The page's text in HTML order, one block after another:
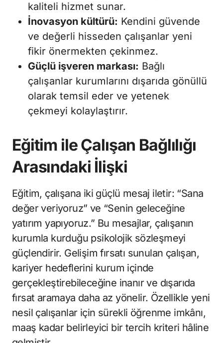
kaliteli hizmet sunar.
İnovasyon kültürü: Kendini güvende
ve değerli hisseden çalışanlar yeni
fikir önermekten çekinmez.
Güçlü işveren markası: Bağlı
çalışanlar kurumlarını dışarıda gönüllü
olarak temsil eder ve yetenek
çekmeyi kolaylaştırır.
Eğitim ile Çalışan Bağlılığı
Arasındaki İlişki
Eğitim, çalışana iki güçlü mesaj iletir: “Sana
değer veriyoruz” ve “Senin geleceğine
yatırım yapıyoruz.” Bu mesajlar, çalışanın
kurumla kurduğu psikolojik sözleşmeyi
güçlendirir. Gelişim fırsatı sunulan çalışan,
kariyer hedeflerini kurum içinde
gerçekleştirebileceğine inanır ve dışarıda
fırsat aramaya daha az yönelir. Özellikle yeni
nesil çalışanlar için sürekli öğrenme imkânı,
maaş kadar belirleyici bir tercih kriteri hâline